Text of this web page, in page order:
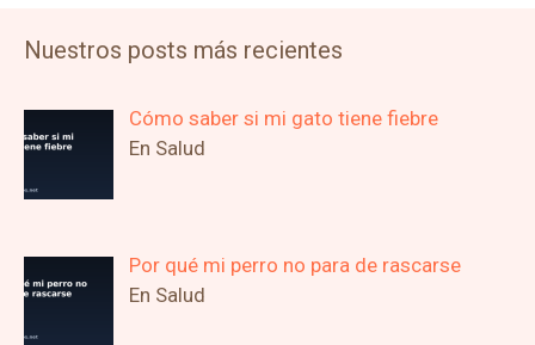
Nuestros posts más recientes
Cómo saber si mi gato tiene fiebre
En Salud
Por qué mi perro no para de rascarse
En Salud